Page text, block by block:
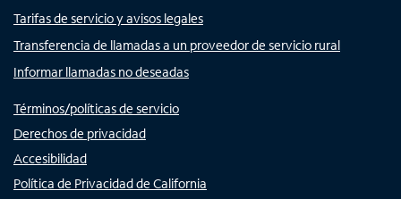
Tarifas de servicio y avisos legales
Transferencia de llamadas a un proveedor de servicio rural
Informar llamadas no deseadas
Términos/políticas de servicio
Derechos de privacidad
Accesibilidad
Política de Privacidad de California